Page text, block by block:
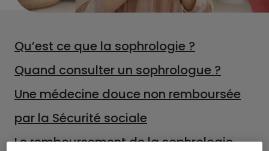
Qu’est ce que la sophrologie ?
Quand consulter un sophrologue ?
Une médecine douce non remboursée
par la Sécurité sociale
Le remboursement de la sophrologie